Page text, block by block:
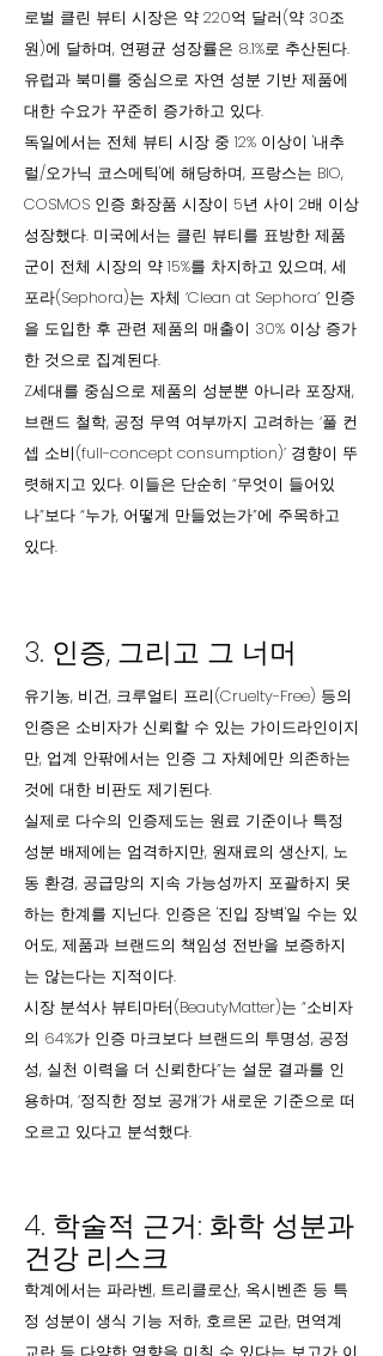
로벌 클린 뷰티 시장은 약 220억 달러(약 30조
원)에 달하며, 연평균 성장률은 8.1%로 추산된다.
유럽과 북미를 중심으로 자연 성분 기반 제품에
대한 수요가 꾸준히 증가하고 있다.
독일에서는 전체 뷰티 시장 중 12% 이상이 '내추
럴/오가닉 코스메틱'에 해당하며, 프랑스는 BIO,
COSMOS 인증 화장품 시장이 5년 사이 2배 이상
성장했다. 미국에서는 클린 뷰티를 표방한 제품
군이 전체 시장의 약 15%를 차지하고 있으며, 세
포라(Sephora)는 자체 ‘Clean at Sephora’ 인증
을 도입한 후 관련 제품의 매출이 30% 이상 증가
한 것으로 집계된다.
Z세대를 중심으로 제품의 성분뿐 아니라 포장재,
브랜드 철학, 공정 무역 여부까지 고려하는 ‘풀 컨
셉 소비(full-concept consumption)’ 경향이 뚜
렷해지고 있다. 이들은 단순히 “무엇이 들어있
나”보다 “누가, 어떻게 만들었는가”에 주목하고
있다.
3. 인증, 그리고 그 너머
유기농, 비건, 크루얼티 프리(Cruelty-Free) 등의
인증은 소비자가 신뢰할 수 있는 가이드라인이지
만, 업계 안팎에서는 인증 그 자체에만 의존하는
것에 대한 비판도 제기된다.
실제로 다수의 인증제도는 원료 기준이나 특정
성분 배제에는 엄격하지만, 원재료의 생산지, 노
동 환경, 공급망의 지속 가능성까지 포괄하지 못
하는 한계를 지닌다. 인증은 '진입 장벽'일 수는 있
어도, 제품과 브랜드의 책임성 전반을 보증하지
는 않는다는 지적이다.
시장 분석사 뷰티마터(BeautyMatter)는 “소비자
의 64%가 인증 마크보다 브랜드의 투명성, 공정
성, 실천 이력을 더 신뢰한다”는 설문 결과를 인
용하며, ‘정직한 정보 공개’가 새로운 기준으로 떠
오르고 있다고 분석했다.
4. 학술적 근거: 화학 성분과
건강 리스크
학계에서는 파라벤, 트리클로산, 옥시벤존 등 특
정 성분이 생식 기능 저하, 호르몬 교란, 면역계